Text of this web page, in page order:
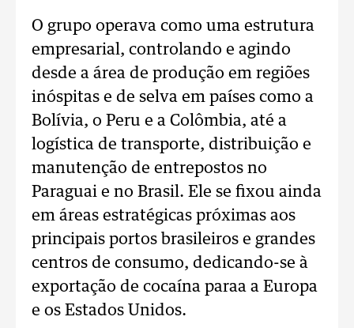
O grupo operava como uma estrutura
empresarial, controlando e agindo
desde a área de produção em regiões
inóspitas e de selva em países como a
Bolívia, o Peru e a Colômbia, até a
logística de transporte, distribuição e
manutenção de entrepostos no
Paraguai e no Brasil. Ele se fixou ainda
em áreas estratégicas próximas aos
principais portos brasileiros e grandes
centros de consumo, dedicando-se à
exportação de cocaína paraa a Europa
e os Estados Unidos.